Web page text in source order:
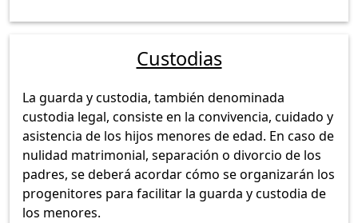
Custodias
La guarda y custodia, también denominada
custodia legal, consiste en la convivencia, cuidado y
asistencia de los hijos menores de edad. En caso de
nulidad matrimonial, separación o divorcio de los
padres, se deberá acordar cómo se organizarán los
progenitores para facilitar la guarda y custodia de
los menores.